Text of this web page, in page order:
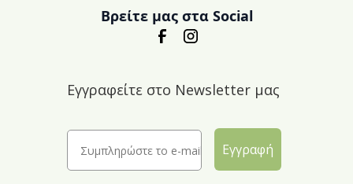
Βρείτε μας στα Social
Εγγραφείτε στο Newsletter μας
Εγγραφή